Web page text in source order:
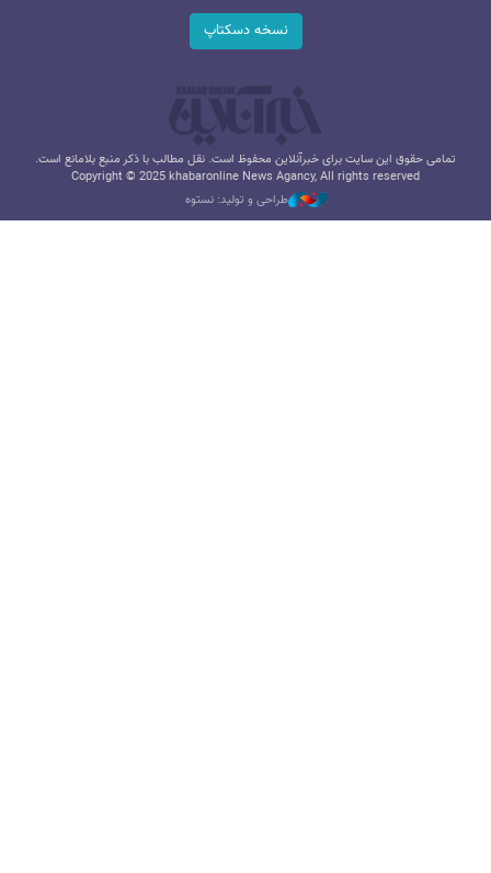
نسخه دسکتاپ
تمامی حقوق این سایت برای خبرآنلاین محفوظ است. نقل مطالب با ذکر منبع بلامانع است.
Copyright © 2025 khabaronline News Agancy, All rights reserved
طراحی و تولید: نستوه